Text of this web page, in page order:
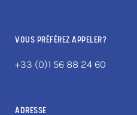
VOUS PRÉFÉREZ APPELER?
+33 (0)1 56 88 24 60
ADRESSE